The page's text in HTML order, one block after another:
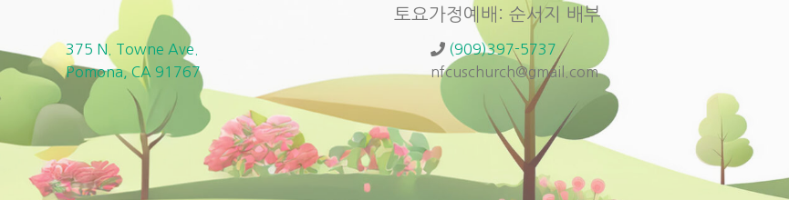
토요가정예배: 순서지 배부
375 N. Towne Ave.
Pomona, CA 91767
(909)397-5737
nfcuschurch@gmail.com